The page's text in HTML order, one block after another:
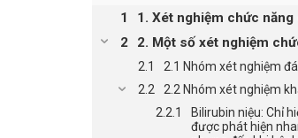
1. Xét nghiệm chức năng
2. Một số xét nghiệm
2.1 Nhóm xét nghiệm
2.2 Nhóm xét nghiệm
Bilirubin niệu: Chỉ
được phát hiện